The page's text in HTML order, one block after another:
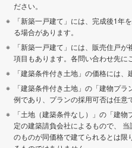
ださい。
「新築一戸建て」には、完成後1年
る場合があります。
「新築一戸建て」には、販売住戸
項目もあります。各問い合わせ先に
「建築条件付き土地」の価格には、
「建築条件付き土地」の「建物プ
例であり、プランの採用可否は任意
「土地（建築条件なし）」の「建
定の建築請負会社によるもので、
のものが同価格で建てられるとは